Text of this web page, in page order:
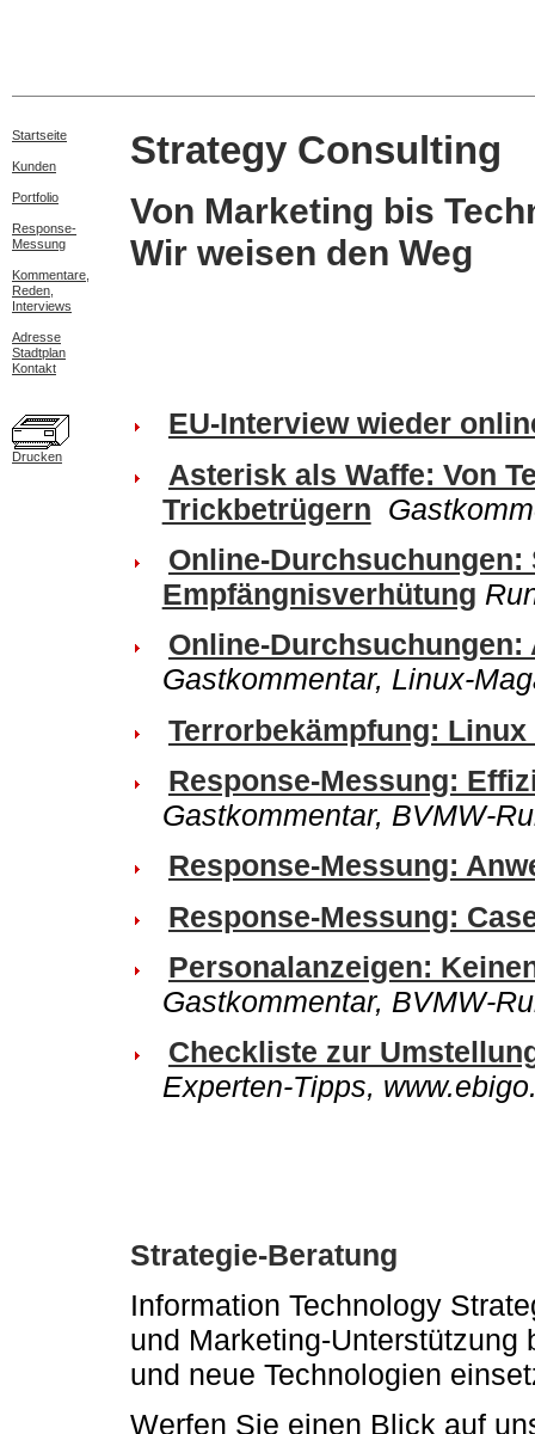
Startseite
Kunden
Portfolio
Response-
Messung
Kommentare,
Reden,
Interviews
Adresse
Stadtplan
Kontakt
Drucken
Strategy Consulting
Von Marketing bis
Wir weisen den Weg
EU-Interview wieder
Asterisk als Waffe: Von
Trickbetrügern
Online-
Empfängnisverhütung
Online-
Gastkommentar, Linux-
Terrorbekämpfung:
Response-Messung:
Gastkommentar, BVMW-
Response-Messung:
Response-Messung:
Personalanzeigen:
Gastkommentar, BVMW-
Checkliste zur
Experten-Tipps,
Strategie-Beratung
Information Technology
und Marketing-Unterstützung
und neue Technologien
Werfen Sie einen Blick auf